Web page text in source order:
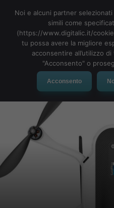
Noi e alcuni partner
simili come
(https://www.digitalic.it/
tu possa avere la migliore
acconsentire all’utilizzo
"Acconsento" o
Acconsento